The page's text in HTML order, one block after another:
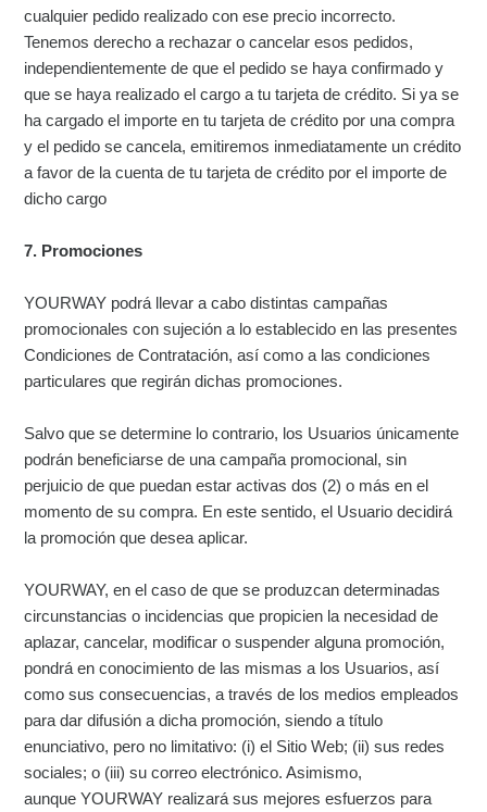
cualquier pedido realizado con ese precio incorrecto.
Tenemos derecho a rechazar o cancelar esos pedidos,
independientemente de que el pedido se haya confirmado y
que se haya realizado el cargo a tu tarjeta de crédito. Si ya se
ha cargado el importe en tu tarjeta de crédito por una compra
y el pedido se cancela, emitiremos inmediatamente un crédito
a favor de la cuenta de tu tarjeta de crédito por el importe de
dicho cargo
7. Promociones
YOURWAY podrá llevar a cabo distintas campañas
promocionales con sujeción a lo establecido en las presentes
Condiciones de Contratación, así como a las condiciones
particulares que regirán dichas promociones.
Salvo que se determine lo contrario, los Usuarios únicamente
podrán beneficiarse de una campaña promocional, sin
perjuicio de que puedan estar activas dos (2) o más en el
momento de su compra. En este sentido, el Usuario decidirá
la promoción que desea aplicar.
YOURWAY, en el caso de que se produzcan determinadas
circunstancias o incidencias que propicien la necesidad de
aplazar, cancelar, modificar o suspender alguna promoción,
pondrá en conocimiento de las mismas a los Usuarios, así
como sus consecuencias, a través de los medios empleados
para dar difusión a dicha promoción, siendo a título
enunciativo, pero no limitativo: (i) el Sitio Web; (ii) sus redes
sociales; o (iii) su correo electrónico. Asimismo,
aunque YOURWAY realizará sus mejores esfuerzos para